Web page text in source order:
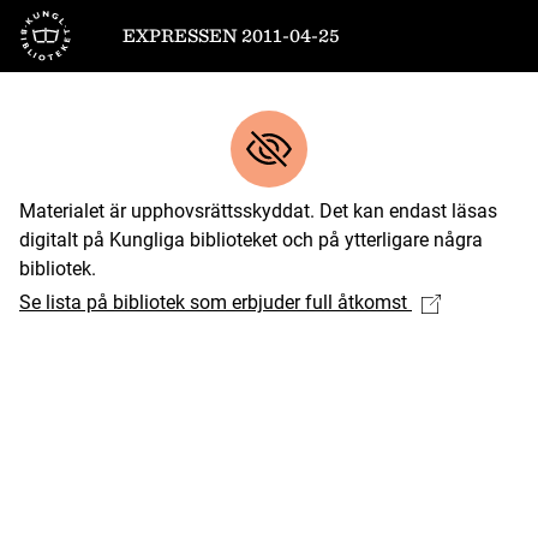
Till startsidan
EXPRESSEN 2011-04-25
Materialet är upphovsrättsskyddat. Det kan endast läsas
digitalt på Kungliga biblioteket och på ytterligare några
bibliotek.
Se lista på bibliotek som erbjuder full åtkomst